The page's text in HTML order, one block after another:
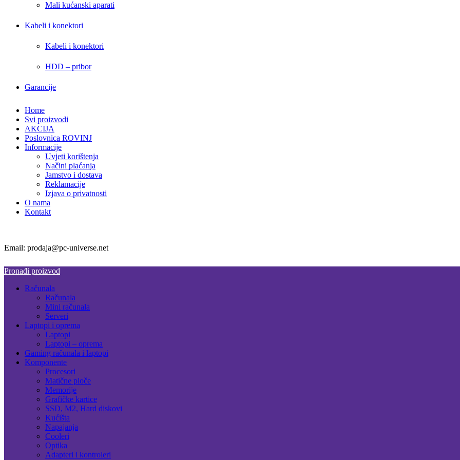
Mali kućanski aparati
Kabeli i konektori
Kabeli i konektori
HDD – pribor
Garancije
Home
Svi proizvodi
AKCIJA
Poslovnica ROVINJ
Informacije
Uvjeti korištenja
Načini plaćanja
Jamstvo i dostava
Reklamacije
Izjava o privatnosti
O nama
Kontakt
Email: prodaja@pc-universe.net
Pronađi proizvod
Računala
Računala
Mini računala
Serveri
Laptopi i oprema
Laptopi
Laptopi – oprema
Gaming računala i laptopi
Komponente
Procesori
Matične ploče
Memorije
Grafičke kartice
SSD, M2, Hard diskovi
Kućišta
Napajanja
Cooleri
Optika
Adapteri i kontroleri